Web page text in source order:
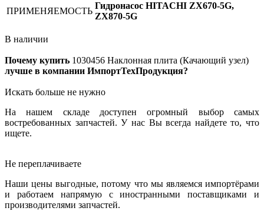
ПРИМЕНЯЕМОСТЬ
Гидронасос HITACHI ZX670-5G,
ZX870-5G
В наличии
Почему купить 1030456 Наклонная плита (Качающий узел)
лучше в компании ИмпортТехПродукция?
Искать больше не нужно
На нашем складе доступен огромный выбор самых
востребованных запчастей. У нас Вы всегда найдете то, что
ищете.
Не переплачиваете
Наши цены выгодные, потому что мы являемся импортёрами
и работаем напрямую с иностранными поставщиками и
производителями запчастей.